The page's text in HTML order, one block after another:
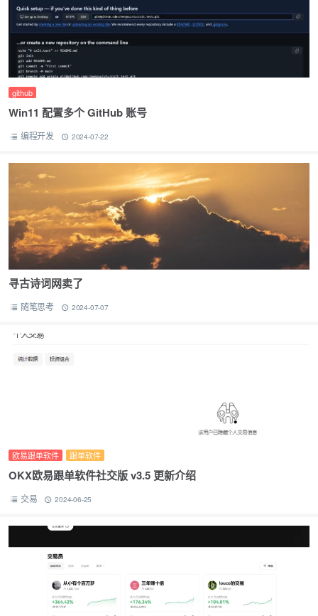
github
Win11 配置多个 GitHub 账号
编程开发 2024-07-22
寻古诗词网卖了
随笔思考 2024-07-07
欧易跟单软件 跟单软件
OKX欧易跟单软件社交版 v3.5 更新介绍
交易 2024-06-25